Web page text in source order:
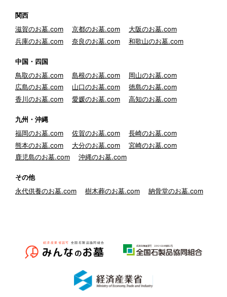
関西
滋賀のお墓.com
京都のお墓.com
大阪のお墓.com
兵庫のお墓.com
奈良のお墓.com 和歌山のお墓.com
中国・四国
鳥取のお墓.com
島根のお墓.com
岡山のお墓.com
広島のお墓.com
山口のお墓.com
徳島のお墓.com
香川のお墓.com
愛媛のお墓.com 高知のお墓.com
九州・沖縄
福岡のお墓.com
佐賀のお墓.com
長崎のお墓.com
熊本のお墓.com
大分のお墓.com
宮崎のお墓.com
鹿児島のお墓.com
沖縄のお墓.com
その他
永代供養のお墓.com
樹木葬のお墓.com 納骨堂のお墓.com